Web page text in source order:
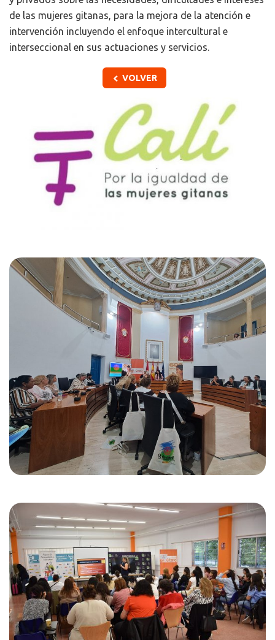
de las mujeres gitanas, para la mejora de la atención e
intervención incluyendo el enfoque intercultural e
interseccional en sus actuaciones y servicios.
VOLVER